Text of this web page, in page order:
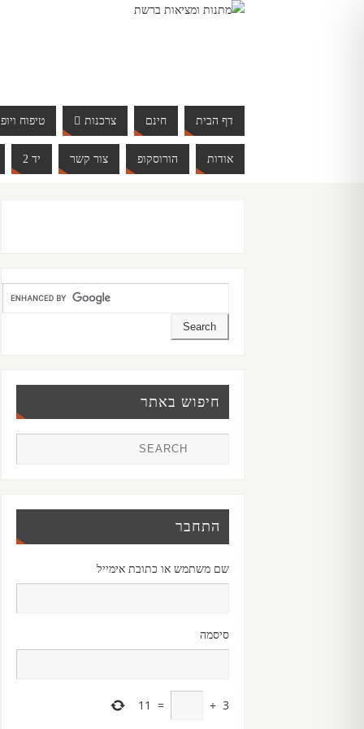
דף הבית חינם צרכנות טיפוח
אודות הורוסקופ צור קשר יד 2
חיפוש באתר
התחבר
שם משתמש או כתובת אימייל
סיסמה
3
+
=
11